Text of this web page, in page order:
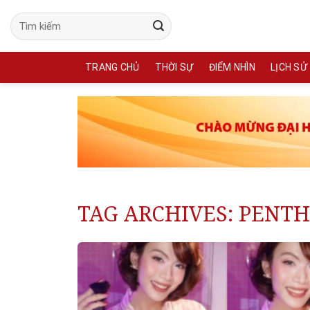
content
TRANG CHỦ THỜI SỰ ĐIỂM NHÌN LỊCH SỬ
TAG ARCHIVES: